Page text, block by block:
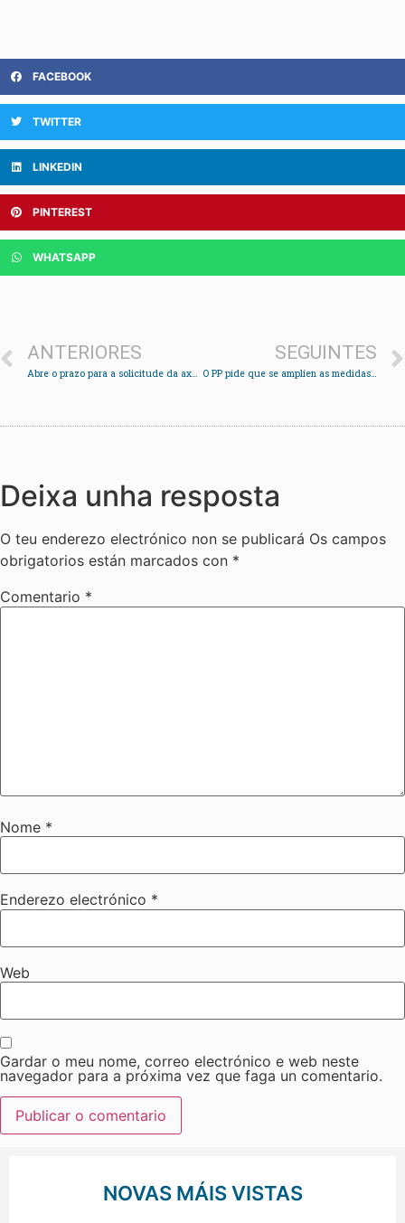
FACEBOOK
TWITTER
LINKEDIN
PINTEREST
WHATSAPP
ANTERIORES
Abre o prazo para a solicitude da axuda de comedor escolar
SEGUINTES
O PP pide que se amplíen as medidas de seguridade na estrada entre Reboreda e Ventosela
Deixa unha resposta
O teu enderezo electrónico non se publicará Os campos
obrigatorios están marcados con *
Comentario *
Nome *
Enderezo electrónico *
Web
Gardar o meu nome, correo electrónico e web neste
navegador para a próxima vez que faga un comentario.
NOVAS MÁIS VISTAS